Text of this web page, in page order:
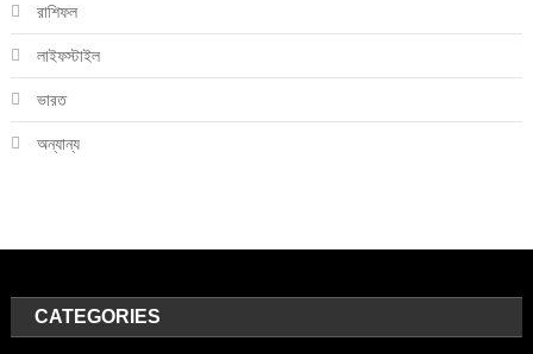
রাশিফল
লাইফস্টাইল
ভারত
অন্যান্য
CATEGORIES